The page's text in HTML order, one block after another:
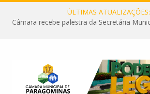
ÚLTIMAS ATUALIZAÇÕES: